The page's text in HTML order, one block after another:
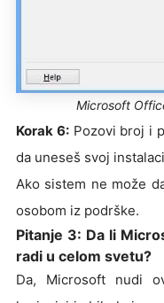
Microsoft
Korak 6:Pozovi broj i
da uneseš svoj
Ako sistem ne može
osobom iz podrške.
Pitanje 3: Da li
radi u celom svetu?
Da, Microsoft nudi